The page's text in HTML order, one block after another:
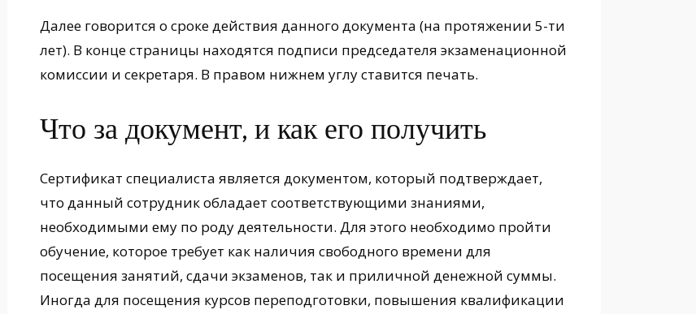
Далее говорится о сроке действия данного документа (на протяжении 5-ти
лет). В конце страницы находятся подписи председателя экзаменационной
комиссии и секретаря. В правом нижнем углу ставится печать.
Что за документ, и как его получить
Сертификат специалиста является документом, который подтверждает,
что данный сотрудник обладает соответствующими знаниями,
необходимыми ему по роду деятельности. Для этого необходимо пройти
обучение, которое требует как наличия свободного времени для
посещения занятий, сдачи экзаменов, так и приличной денежной суммы.
Иногда для посещения курсов переподготовки, повышения квалификации